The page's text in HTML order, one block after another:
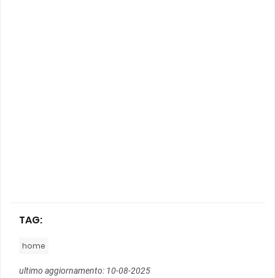
TAG:
home
ultimo aggiornamento: 10-08-2025